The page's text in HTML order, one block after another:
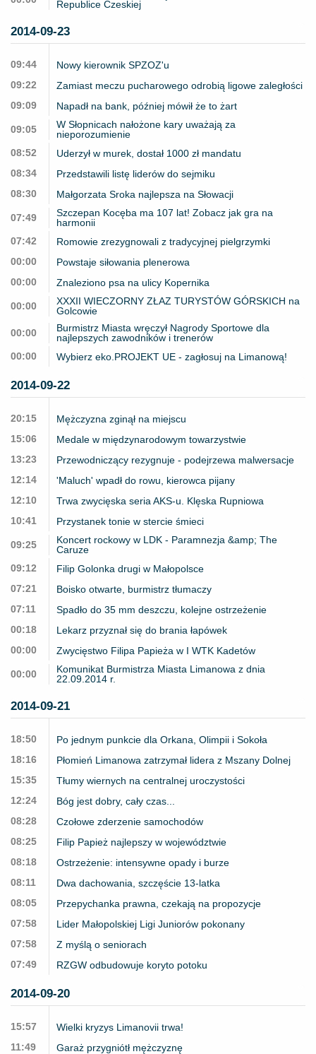
Republice Czeskiej
2014-09-23
09:44
Nowy kierownik SPZOZ'u
09:22
Zamiast meczu pucharowego odrobią ligowe zaległości
09:09
Napadł na bank, później mówił że to żart
09:05
W Słopnicach nałożone kary uważają za
nieporozumienie
08:52
Uderzył w murek, dostał 1000 zł mandatu
08:34
Przedstawili listę liderów do sejmiku
08:30
Małgorzata Sroka najlepsza na Słowacji
07:49
Szczepan Kocęba ma 107 lat! Zobacz jak gra na
harmonii
07:42
Romowie zrezygnowali z tradycyjnej pielgrzymki
00:00
Powstaje siłowania plenerowa
00:00
Znaleziono psa na ulicy Kopernika
00:00
XXXII WIECZORNY ZŁAZ TURYSTÓW GÓRSKICH na
Golcowie
00:00
Burmistrz Miasta wręczył Nagrody Sportowe dla
najlepszych zawodników i trenerów
00:00
Wybierz eko.PROJEKT UE - zagłosuj na Limanową!
2014-09-22
20:15
Mężczyzna zginął na miejscu
15:06
Medale w międzynarodowym towarzystwie
13:23
Przewodniczący rezygnuje - podejrzewa malwersacje
12:14
'Maluch' wpadł do rowu, kierowca pijany
12:10
Trwa zwycięska seria AKS-u. Klęska Rupniowa
10:41
Przystanek tonie w stercie śmieci
09:25
Koncert rockowy w LDK - Paramnezja &amp; The
Caruze
09:12
Filip Golonka drugi w Małopolsce
07:21
Boisko otwarte, burmistrz tłumaczy
07:11
Spadło do 35 mm deszczu, kolejne ostrzeżenie
00:18
Lekarz przyznał się do brania łapówek
00:00
Zwycięstwo Filipa Papieża w I WTK Kadetów
00:00
Komunikat Burmistrza Miasta Limanowa z dnia
22.09.2014 r.
2014-09-21
18:50
Po jednym punkcie dla Orkana, Olimpii i Sokoła
18:16
Płomień Limanowa zatrzymał lidera z Mszany Dolnej
15:35
Tłumy wiernych na centralnej uroczystości
12:24
Bóg jest dobry, cały czas...
08:28
Czołowe zderzenie samochodów
08:25
Filip Papież najlepszy w województwie
08:18
Ostrzeżenie: intensywne opady i burze
08:11
Dwa dachowania, szczęście 13-latka
08:05
Przepychanka prawna, czekają na propozycje
07:58
Lider Małopolskiej Ligi Juniorów pokonany
07:58
Z myślą o seniorach
07:49
RZGW odbudowuje koryto potoku
2014-09-20
15:57
Wielki kryzys Limanovii trwa!
11:49
Garaż przygniótł mężczyznę